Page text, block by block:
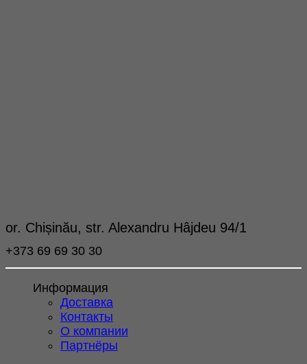
or. Chișinău, str. Alexandru Hâjdeu 94/1
+373 69 69 30 30
Информация
Доставка
Контакты
О компании
Партнёры